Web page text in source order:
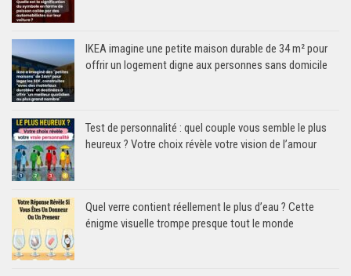
IKEA imagine une petite maison durable de 34 m² pour
offrir un logement digne aux personnes sans domicile
Test de personnalité : quel couple vous semble le plus
heureux ? Votre choix révèle votre vision de l’amour
Quel verre contient réellement le plus d’eau ? Cette
énigme visuelle trompe presque tout le monde